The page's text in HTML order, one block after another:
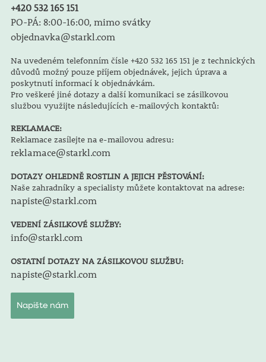
+420 532 165 151
PO-PÁ: 8:00-16:00, mimo svátky
objednavka@starkl.com
Na uvedeném telefonním čísle +420 532 165 151 je z technických
důvodů možný pouze příjem objednávek, jejich úprava a
poskytnutí informací k objednávkám.
Pro veškeré jiné dotazy a další komunikaci se zásilkovou
službou využijte následujících e-mailových kontaktů:
REKLAMACE:
Reklamace zasílejte na e-mailovou adresu:
reklamace@starkl.com
DOTAZY OHLEDNĚ ROSTLIN A JEJICH PĚSTOVÁNÍ:
Naše zahradníky a specialisty můžete kontaktovat na adrese:
napiste@starkl.com
VEDENÍ ZÁSILKOVÉ SLUŽBY:
info@starkl.com
OSTATNÍ DOTAZY NA ZÁSILKOVOU SLUŽBU:
napiste@starkl.com
Napište nám